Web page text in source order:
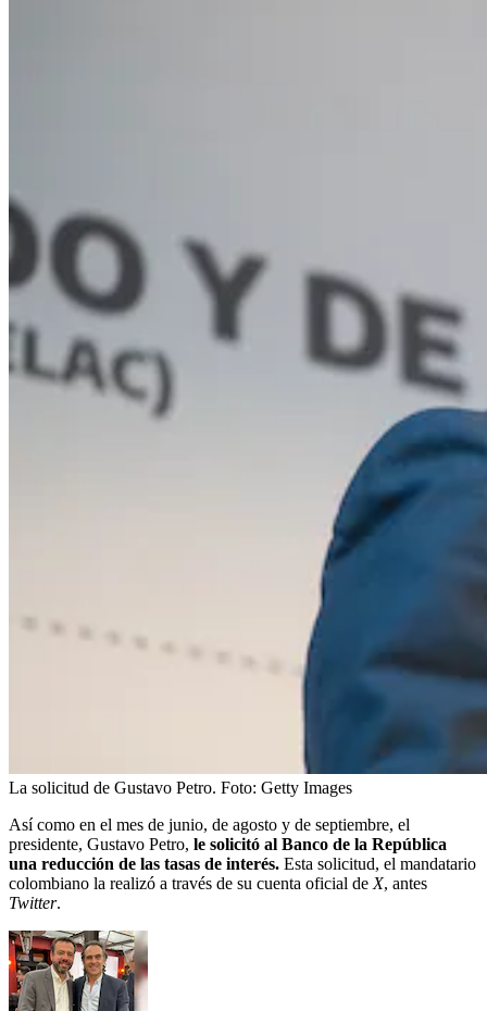
La solicitud de Gustavo Petro. Foto: Getty Images
Así como en el mes de junio, de agosto y de septiembre, el
presidente, Gustavo Petro, le solicitó al Banco de la República
una reducción de las tasas de interés. Esta solicitud, el mandatario
colombiano la realizó a través de su cuenta oficial de X, antes
Twitter.